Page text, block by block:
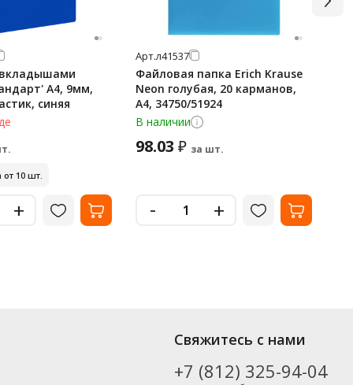
А4, 9мм,
синяя
10 шт.
+
Арт.л41537
Файловая папка Erich Krause
Neon голубая, 20 карманов,
А4, 34750/51924
В наличии
98.03 ₽ за шт.
- +
Свяжитесь с нами
+7 (812) 325-94-04